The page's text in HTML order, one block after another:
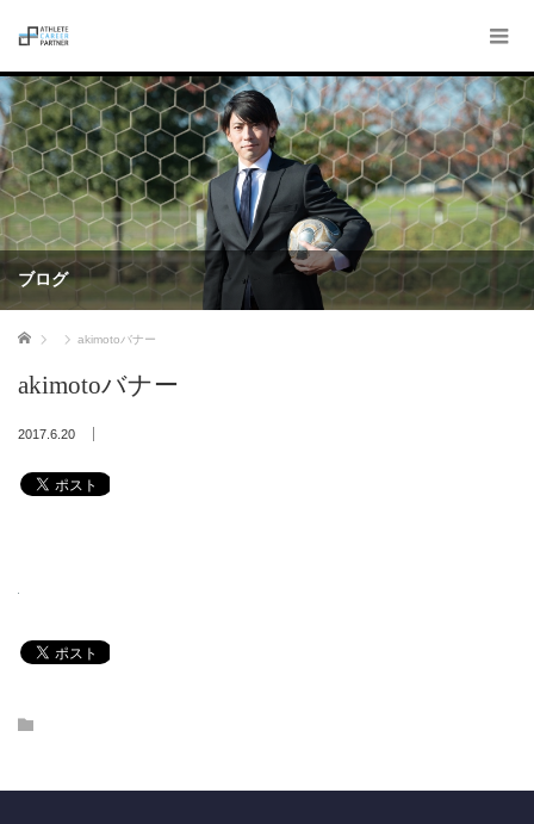
ブログ
ホーム akimotoバナー
akimotoバナー
2017.6.20